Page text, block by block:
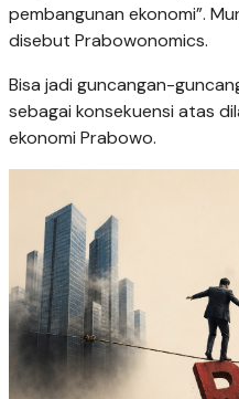
pembangunan ekonomi”.
disebut Prabowonomics.
Bisa jadi guncangan-
sebagai konsekuensi atas
ekonomi Prabowo.